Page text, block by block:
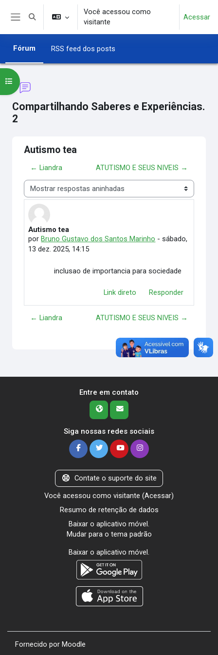
Ir para o conteúdo principal
Alternar entrada de pesquisa
Você acessou como
visitante
Acessar
Fórum RSS feed dos posts
Compartilhando Saberes e Experiências.
2
Abrir índice do curso
Autismo tea
← Liandra ATUTISMO E SEUS NIVEIS →
Modo de visualização
Autismo tea
por Bruno Gustavo dos Santos Marinho -sábado,
13 dez. 2025, 14:15
Número de respostas: 0
inclusao de importancia para sociedade
Link direto Responder
← Liandra ATUTISMO E SEUS NIVEIS →
Entre em contato
Siga nossas redes sociais
Contate o suporte do site
Você acessou como visitante (Acessar)
Resumo de retenção de dados
Baixar o aplicativo móvel.
Mudar para o tema padrão
Baixar o aplicativo móvel.
Fornecido por Moodle